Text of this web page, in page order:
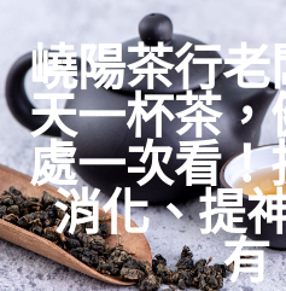
嶢陽茶行
天一杯茶
處一次看！
消化、提
有